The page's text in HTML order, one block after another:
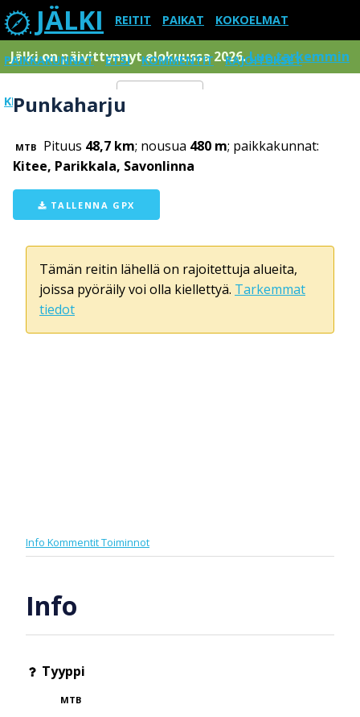
JÄLKI REITIT PAIKAT KOKOELMAT
PAIKKAKUNNAT ETSI KOMMENTIT RAJOITUKSET
KIRJAUDU SISÄÄN
Jälki on päivittynnyt elokuussa 2026.Lue tarkemmin
Punkaharju
MTB Pituus 48,7 km; nousua 480 m; paikkakunnat:
Kitee, Parikkala, Savonlinna
TALLENNA GPX
Tämän reitin lähellä on rajoitettuja alueita,
joissa pyöräily voi olla kiellettyä. Tarkemmat
tiedot
Info KommentitToiminnot
Info
Tyyppi
MTB